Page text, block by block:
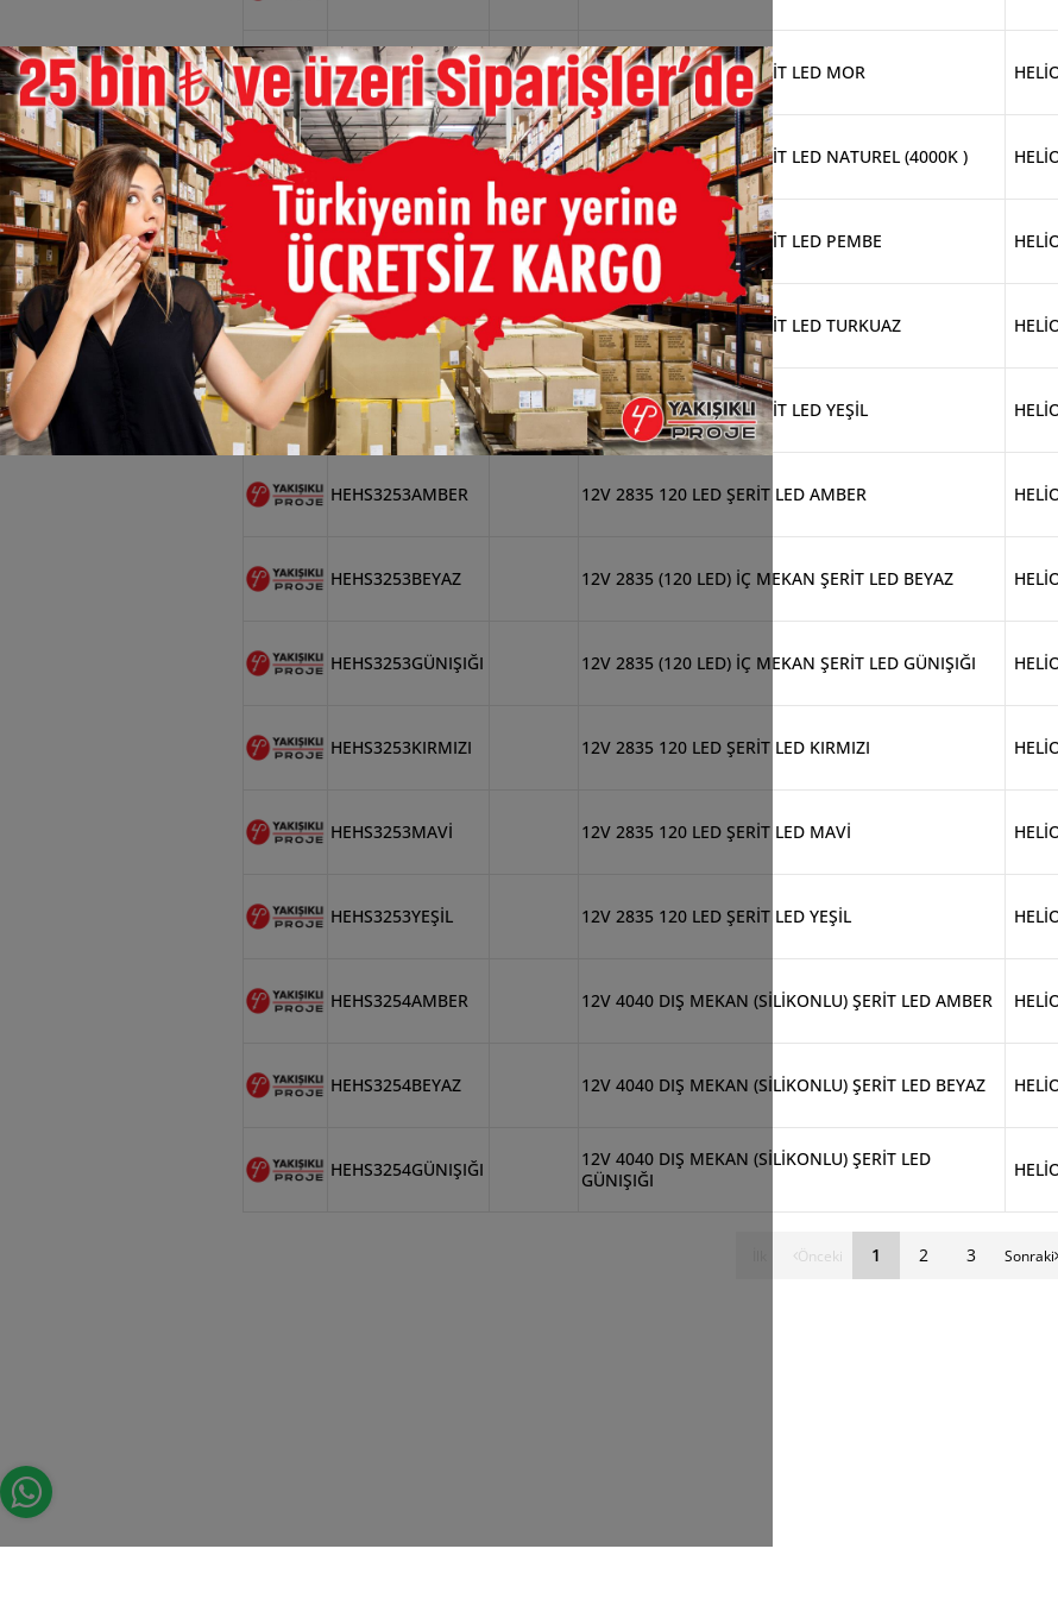
HEHS3252MOR 12V 4040 İÇ MEKAN ŞERİT LED MOR
HEHS3252NATUREL 12V 4040 İÇ MEKAN ŞERİT LED NATUREL (4000K )
HEHS3252PEMBE 12V 4040 İÇ MEKAN ŞERİT LED PEMBE
HEHS3252TURKUAZ 12V 4040 İÇ MEKAN ŞERİT LED TURKUAZ
HEHS3252YEŞİL 12V 4040 İÇ MEKAN ŞERİT LED YEŞİL
HEHS3253AMBER 12V 2835 120 LED ŞERİT LED AMBER
HEHS3253BEYAZ 12V 2835 (120 LED) İÇ MEKAN ŞERİT LED BEYAZ
HEHS3253GÜNIŞIĞI 12V 2835 (120 LED) İÇ MEKAN ŞERİT LED GÜNIŞIĞI
HEHS3253KIRMIZI 12V 2835 120 LED ŞERİT LED KIRMIZI
HEHS3253MAVİ 12V 2835 120 LED ŞERİT LED MAVİ
HEHS3253YEŞİL 12V 2835 120 LED ŞERİT LED YEŞİL
HEHS3254AMBER 12V 4040 DIŞ MEKAN (SİLİKONLU) ŞERİT LED AMBER
HEHS3254BEYAZ 12V 4040 DIŞ MEKAN (SİLİKONLU) ŞERİT LED BEYAZ
HEHS3254GÜNIŞIĞI
12V 4040 DIŞ MEKAN (SİLİKONLU) ŞERİT LED
GÜNIŞIĞI
Önceki 1 2 3 Sonraki
×